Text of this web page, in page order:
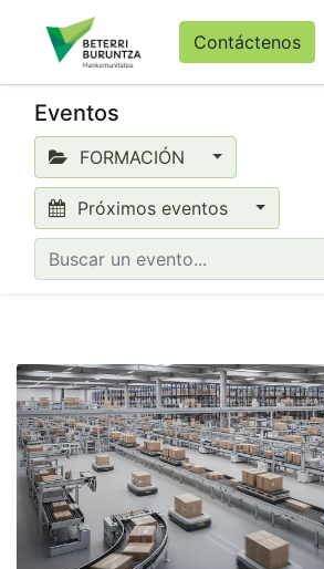
Contáctenos
Eventos
FORMACIÓN
Próximos eventos